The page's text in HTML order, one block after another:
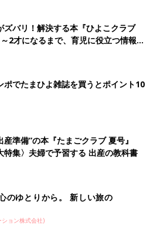
ズバリ！解決する本『ひよこクラブ
2才になるまで、育児に役立つ情報が
ポでたまひよ雑誌を買うとポイント10
産準備”の本『たまごクラブ 夏号』
特集〉夫婦で予習する 出産の教科書
のゆとりから。 新しい旅の
ション株式会社)